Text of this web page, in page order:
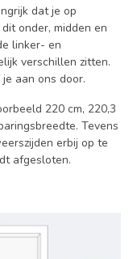
dat je op
onder, midden en
linker- en
verschillen zitten.
aan ons door.
220 cm, 220,3
Tevens
erbij op te
afgesloten.